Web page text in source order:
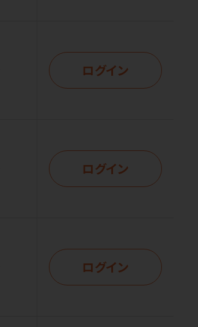
ログイン
ログイン
ログイン